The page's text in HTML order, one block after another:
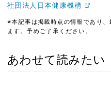
社団法人日本健康機構
※本記事は掲載時点の情報であり
ます。予めご了承ください。
あわせて読みたい